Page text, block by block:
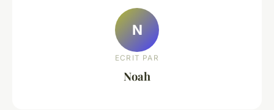
N
ECRIT PAR
Noah